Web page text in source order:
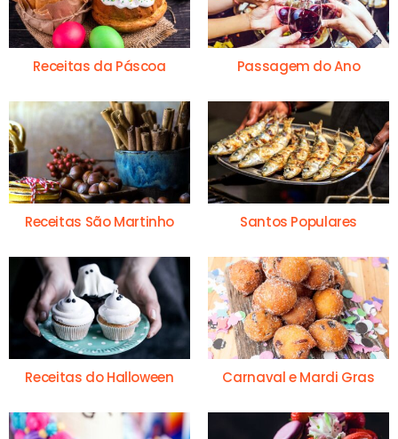
Receitas da Páscoa Passagem do Ano
Receitas São Martinho Santos Populares
Receitas do Halloween Carnaval e Mardi Gras